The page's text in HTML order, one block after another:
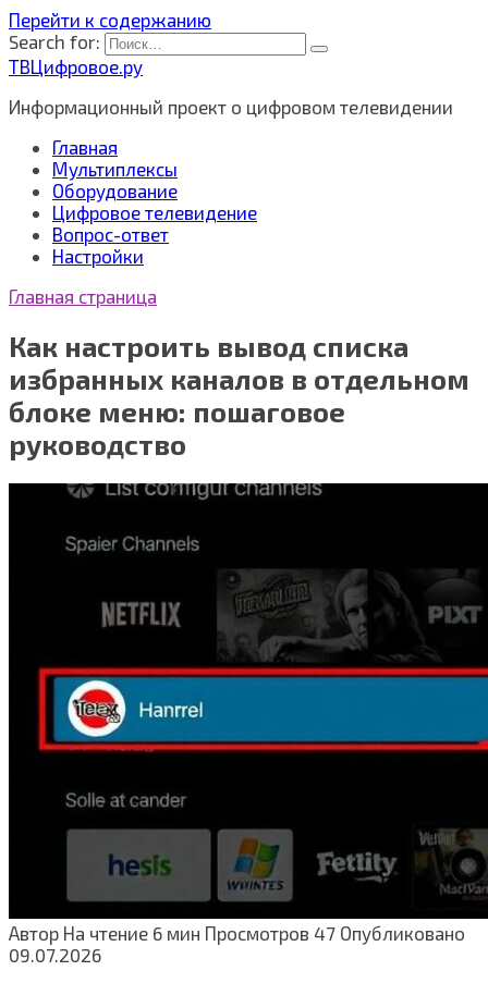
Перейти к содержанию
Search for:
ТВЦифровое.ру
Информационный проект о цифровом телевидении
Главная
Мультиплексы
Оборудование
Цифровое телевидение
Вопрос-ответ
Настройки
Главная страница
Как настроить вывод списка
избранных каналов в отдельном
блоке меню: пошаговое
руководство
Автор На чтение 6 мин Просмотров 47 Опубликовано
09.07.2026